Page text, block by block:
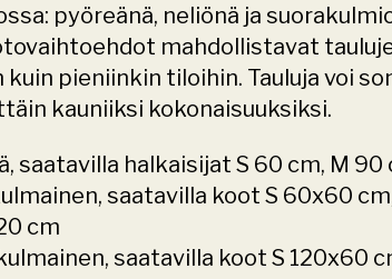
pyöreänä, neliönä ja
mahdollistavat
kuin pieniinkin tiloihin. Tauluja voi
kauniiksi kokonaisuuksiksi.
saatavilla halkaisijat S 60 cm, M 90
saatavilla koot S 60x60
cm
saatavilla koot S 120x60